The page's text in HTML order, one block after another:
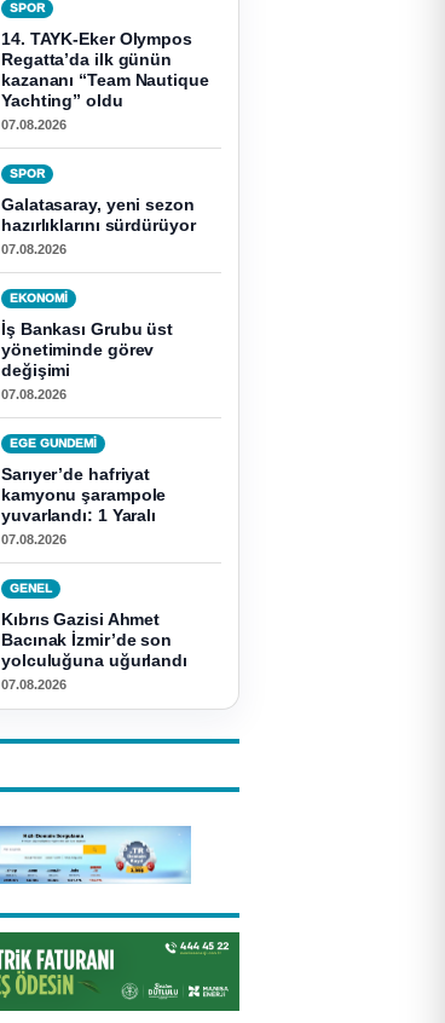
SPOR
14. TAYK-Eker Olympos
Regatta’da ilk günün
kazananı “Team Nautique
Yachting” oldu
07.08.2026
SPOR
Galatasaray, yeni sezon
hazırlıklarını sürdürüyor
07.08.2026
EKONOMI
İş Bankası Grubu üst
yönetiminde görev
değişimi
07.08.2026
EGE GUNDEMİ
Sarıyer’de hafriyat
kamyonu şarampole
yuvarlandı: 1 Yaralı
07.08.2026
GENEL
Kıbrıs Gazisi Ahmet
Bacınak İzmir’de son
yolculuğuna uğurlandı
07.08.2026